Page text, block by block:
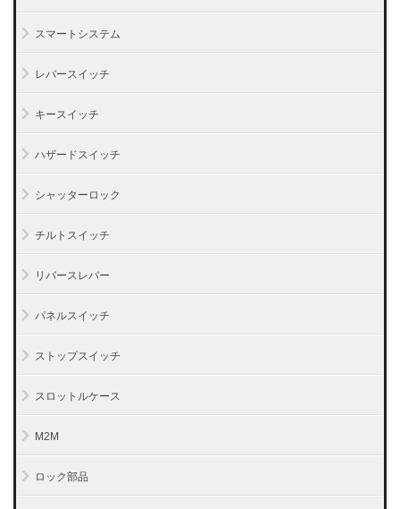
スマートシステム
レバースイッチ
キースイッチ
ハザードスイッチ
シャッターロック
チルトスイッチ
リバースレバー
パネルスイッチ
ストップスイッチ
スロットルケース
M2M
ロック部品